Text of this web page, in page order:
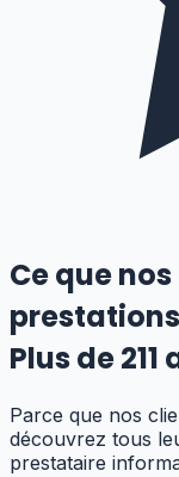
Ce que
prestations
Plus de211
Parce que nos
découvrez tous
prestataire